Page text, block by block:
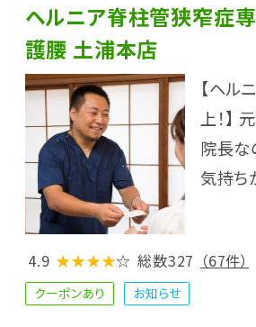
ヘルニア脊柱管狭窄症
護腰 土浦本店
【ヘル
上！】
院長な
気持ち
4.9 ★★★★☆ 総数327 （67件）
クーポンあり お知らせ